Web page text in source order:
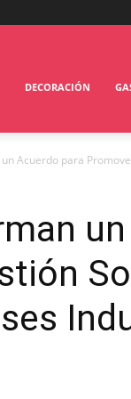
DECORACIÓN
Acuerdo para